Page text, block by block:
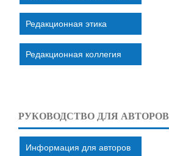
Редакционная этика
Редакционная коллегия
РУКОВОДСТВО ДЛЯ АВТОРОВ
Информация для авторов